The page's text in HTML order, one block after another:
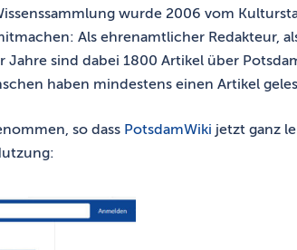
wurde 2006 vom
Als ehrenamtlicher Redakteur,
Jahre sind dabei 1800 Artikel über
haben mindestens einen Artikel
so dass PotsdamWiki jetzt ganz